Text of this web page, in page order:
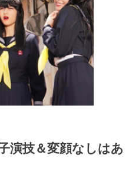
演技＆変顔なしはあ